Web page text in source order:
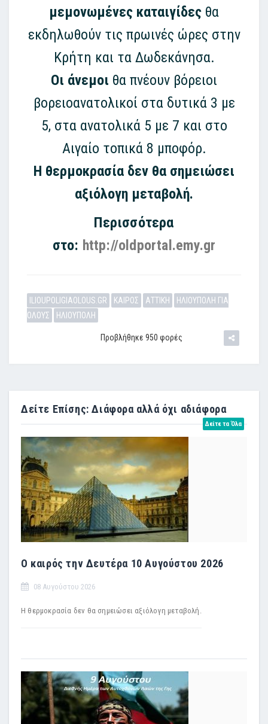
μεμονωμένες καταιγίδες θα
εκδηλωθούν τις πρωινές ώρες στην
Κρήτη και τα Δωδεκάνησα.
Οι άνεμοι θα πνέουν βόρειοι
βορειοανατολικοί στα δυτικά 3 με
5, στα ανατολικά 5 με 7 και στο
Αιγαίο τοπικά 8 μποφόρ.
Η θερμοκρασία δεν θα σημειώσει
αξιόλογη μεταβολή.
Περισσότερα
στο: http://oldportal.emy.gr
ILIOUPOLIGIAOLOUS.GR ΚΑΙΡΟΣ ΑΤΤΙΚΗ
ΗΛΙΟΥΠΟΛΗ ΓΙΑ
ΟΛΟΥΣ
ΗΛΙΟΥΠΟΛΗ
Προβλήθηκε 950 φορές
Δείτε Επίσης: Διάφορα αλλά όχι αδιάφορα
Δείτε τα Όλα
Ο καιρός την Δευτέρα 10 Αυγούστου 2026
08 Αυγούστου 2026
Η θερμοκρασία δεν θα σημειώσει αξιόλογη μεταβολή.